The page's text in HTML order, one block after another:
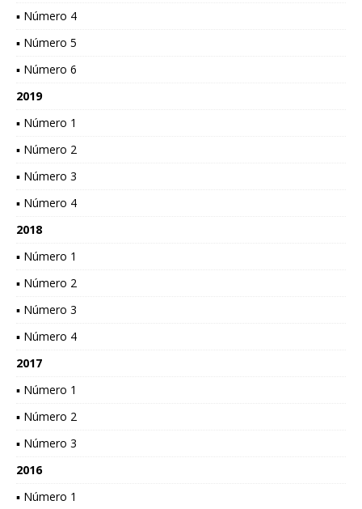
▪ Número 4
▪ Número 5
▪ Número 6
2019
▪ Número 1
▪ Número 2
▪ Número 3
▪ Número 4
2018
▪ Número 1
▪ Número 2
▪ Número 3
▪ Número 4
2017
▪ Número 1
▪ Número 2
▪ Número 3
2016
▪ Número 1